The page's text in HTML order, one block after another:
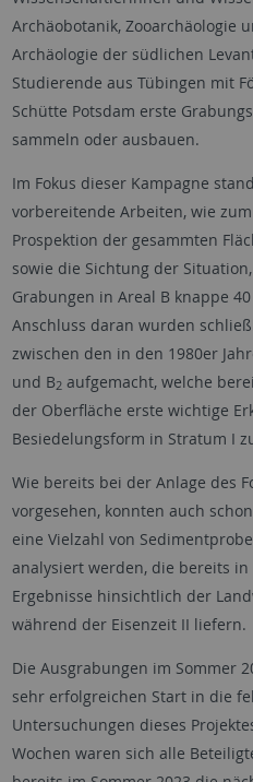
Archäobotanik, Zooarchäologie
Archäologie der südlichen
Studierende aus Tübingen mit
Schütte Potsdam erste
sammeln oder ausbauen.
Im Fokus dieser Kampagne
vorbereitende Arbeiten, wie
Prospektion der gesammten
sowie die Sichtung der
Grabungen in Areal B knappe
Anschluss daran wurden
zwischen den in den 1980er
und B2aufgemacht, welche
der Oberfläche erste wichtige
Besiedelungsform in Stratum I
Wie bereits bei der Anlage des
vorgesehen, konnten auch
eine Vielzahl von
analysiert werden, die bereits
Ergebnisse hinsichtlich der
während der Eisenzeit II liefern.
Die Ausgrabungen im Sommer
sehr erfolgreichen Start in die
Untersuchungen dieses
Wochen waren sich alle